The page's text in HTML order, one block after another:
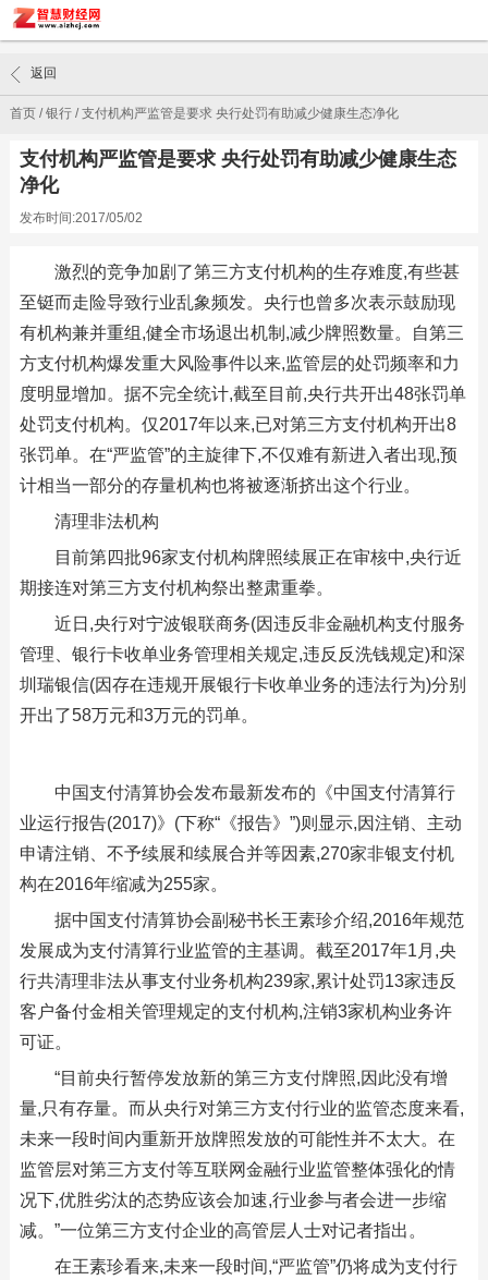
首页/银行/支付机构严监管是要求 央行处罚有助减少健康生态净化
返回
支付机构严监管是要求 央行处罚有助减少健康生态
净化
发布时间:2017/05/02
激烈的竞争加剧了第三方支付机构的生存难度,有些甚
至铤而走险导致行业乱象频发。央行也曾多次表示鼓励现
有机构兼并重组,健全市场退出机制,减少牌照数量。自第三
方支付机构爆发重大风险事件以来,监管层的处罚频率和力
度明显增加。据不完全统计,截至目前,央行共开出48张罚单
处罚支付机构。仅2017年以来,已对第三方支付机构开出8
张罚单。在“严监管”的主旋律下,不仅难有新进入者出现,预
计相当一部分的存量机构也将被逐渐挤出这个行业。
清理非法机构
目前第四批96家支付机构牌照续展正在审核中,央行近
期接连对第三方支付机构祭出整肃重拳。
近日,央行对宁波银联商务(因违反非金融机构支付服务
管理、银行卡收单业务管理相关规定,违反反洗钱规定)和深
圳瑞银信(因存在违规开展银行卡收单业务的违法行为)分别
开出了58万元和3万元的罚单。
中国支付清算协会发布最新发布的《中国支付清算行
业运行报告(2017)》(下称“《报告》”)则显示,因注销、主动
申请注销、不予续展和续展合并等因素,270家非银支付机
构在2016年缩减为255家。
据中国支付清算协会副秘书长王素珍介绍,2016年规范
发展成为支付清算行业监管的主基调。截至2017年1月,央
行共清理非法从事支付业务机构239家,累计处罚13家违反
客户备付金相关管理规定的支付机构,注销3家机构业务许
可证。
“目前央行暂停发放新的第三方支付牌照,因此没有增
量,只有存量。而从央行对第三方支付行业的监管态度来看,
未来一段时间内重新开放牌照发放的可能性并不太大。在
监管层对第三方支付等互联网金融行业监管整体强化的情
况下,优胜劣汰的态势应该会加速,行业参与者会进一步缩
减。”一位第三方支付企业的高管层人士对记者指出。
在王素珍看来,未来一段时间,“严监管”仍将成为支付行